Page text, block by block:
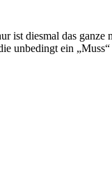
ist diesmal das
unbedingt ein